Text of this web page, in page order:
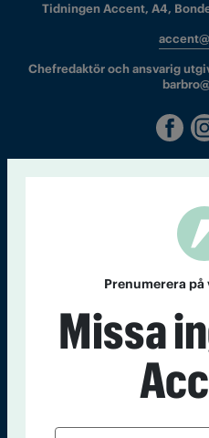
Tidningen Accent, A4,
Chefredaktör och ansvarig
Kontakt Om Tidningen
Accent
Prenumerera
Missa